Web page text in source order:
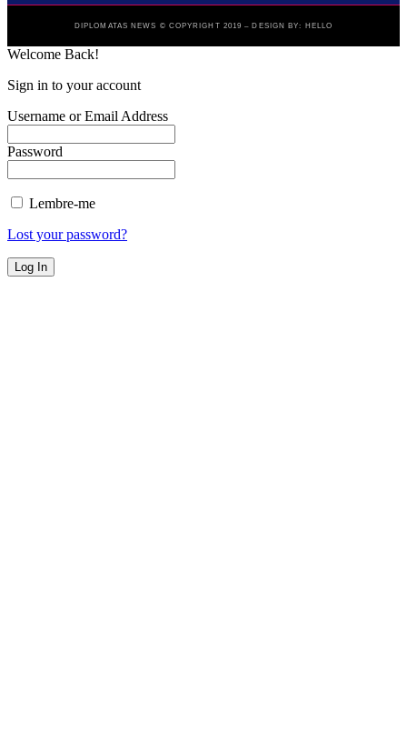
DIPLOMATAS NEWS © COPYRIGHT 2019 – DESIGN BY: HELLO
Welcome Back!
Sign in to your account
Username or Email Address
Password
Lembre-me
Lost your password?